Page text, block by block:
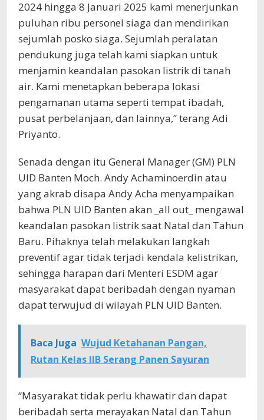
2024 hingga 8 Januari 2025 kami menerjunkan
puluhan ribu personel siaga dan mendirikan
sejumlah posko siaga. Sejumlah peralatan
pendukung juga telah kami siapkan untuk
menjamin keandalan pasokan listrik di tanah
air. Kami menetapkan beberapa lokasi
pengamanan utama seperti tempat ibadah,
pusat perbelanjaan, dan lainnya,” terang Adi
Priyanto.
Senada dengan itu General Manager (GM) PLN
UID Banten Moch. Andy Achaminoerdin atau
yang akrab disapa Andy Acha menyampaikan
bahwa PLN UID Banten akan _all out_ mengawal
keandalan pasokan listrik saat Natal dan Tahun
Baru. Pihaknya telah melakukan langkah
preventif agar tidak terjadi kendala kelistrikan,
sehingga harapan dari Menteri ESDM agar
masyarakat dapat beribadah dengan nyaman
dapat terwujud di wilayah PLN UID Banten.
Baca Juga Wujud Ketahanan Pangan,
Rutan Kelas IIB Serang Panen Sayuran
“Masyarakat tidak perlu khawatir dan dapat
beribadah serta merayakan Natal dan Tahun